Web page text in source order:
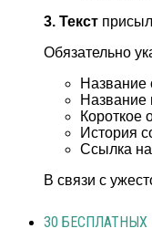
3. Текст
Обязательно
Название
Название
Короткое
История
Ссылка на
В связи с
30